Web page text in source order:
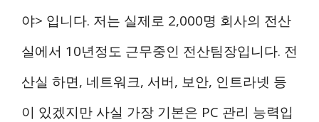
야> 입니다. 저는 실제로 2,000명 회사의 전산
실에서 10년정도 근무중인 전산팀장입니다. 전
산실 하면, 네트워크, 서버, 보안, 인트라넷 등
이 있겠지만 사실 가장 기본은 PC 관리 능력입